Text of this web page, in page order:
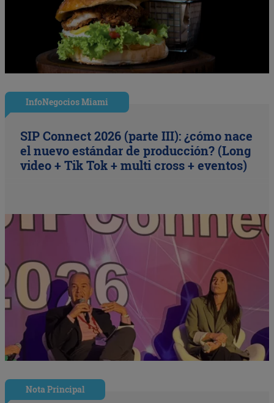
InfoNegocios Miami
SIP Connect 2026 (parte III): ¿cómo nace
el nuevo estándar de producción? (Long
video + Tik Tok + multi cross + eventos)
Nota Principal